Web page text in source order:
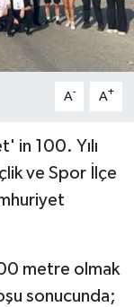
A- A+
in 100. Yılı
ve Spor İlçe
metre olmak
sonucunda;